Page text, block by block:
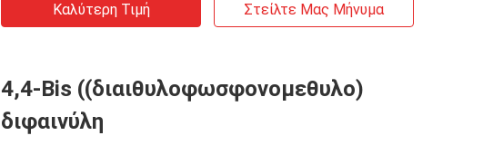
Καλύτερη Τιμή Στείλτε Μας Μήνυμα
4,4-Bis ((διαιθυλοφωσφονομεθυλο)
διφαινύλη